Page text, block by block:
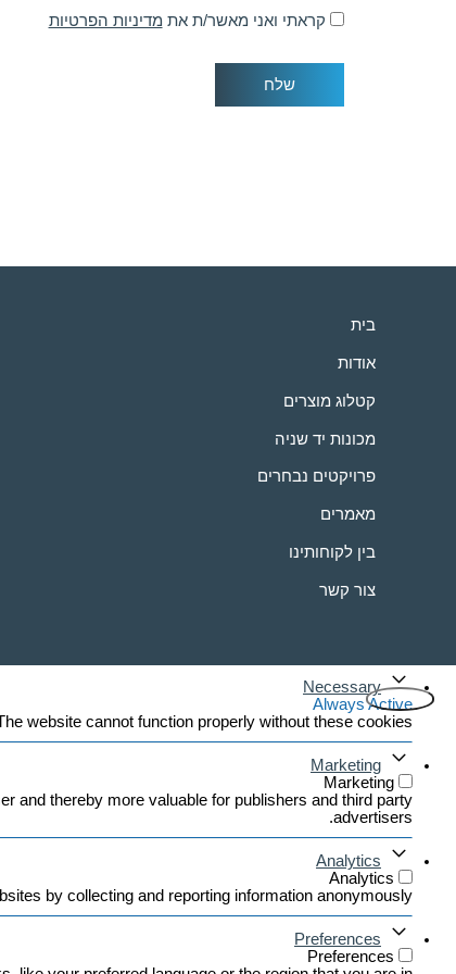
קראתי ואני מאשר/ת את מדיניות הפרטיות
שלח
בית
אודות
קטלוג מוצרים
מכונות יד שניה
פרויקטים נבחרים
מאמרים
בין לקוחותינו
צור קשר
Necessary
Always Active
website cannot function properly without these cookies.
Marketing
Marketing
and thereby more valuable for publishers and third party
advertisers.
Analytics
Analytics
by collecting and reporting information anonymously.
Preferences
Preferences